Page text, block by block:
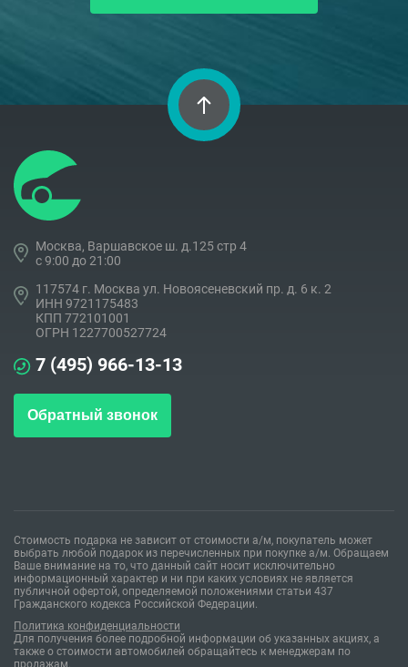
Москва, Варшавское ш. д.125 стр 4
c 9:00 до 21:00
117574 г. Москва ул. Новоясеневский пр. д. 6 к. 2
ИНН 9721175483
КПП 772101001
ОГРН 1227700527724
7 (495) 966-13-13
Обратный звонок
Стоимость подарка не зависит от стоимости а/м, покупатель может
выбрать любой подарок из перечисленных при покупке а/м. Обращаем
Ваше внимание на то, что данный сайт носит исключительно
информационный характер и ни при каких условиях не является
публичной офертой, определяемой положениями статьи 437
Гражданского кодекса Российской Федерации.
Политика конфиденциальности
Для получения более подробной информации об указанных акциях, а
также о стоимости автомобилей обращайтесь к менеджерам по
продажам.